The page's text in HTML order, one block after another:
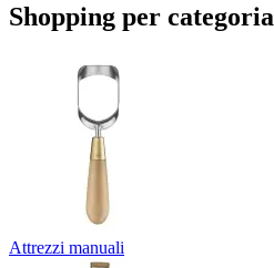
Shopping per categoria
Attrezzi manuali